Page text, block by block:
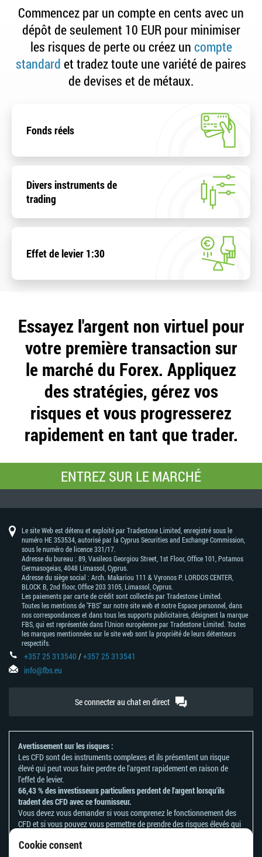
Cookie consent
Commencez par un compte en cents avec un
dépôt de seulement 10 EUR pour minimiser
les risques de perte ou créez un compte
standard et tradez toute une variété de paires
de devises et de métaux.
Fonds réels
Divers instruments de
trading
Effet de levier 1:30
Essayez l'argent non virtuel pour
votre première transaction sur
le marché du Forex. Appliquez
des stratégies, gérez vos
risques et vous progresserez
rapidement en tant que trader.
ENTREZ SUR LE MARCHÉ
Le site Web est détenu et exploité par Tradestone Limited, enregistré sous le
numéro HE 353534, autorisé par la Cyprus Securities and Exchange Commission,
sous le numéro de licence 331/17.
Adresse du bureau : 89, Vasileos Georgiou Street, 1st Floor, Office 101, Potamos
Germasogeias, 4048 Limassol, Cyprus.
Adresse du siège social : Arch. Makariou 111 & Vyronos Р. LORDOS CENTER,
BLOCK В, 2nd floor, Office 203 3105, Limassol, Cyprus.
Les paiements par carte de crédit sont collectés par Tradestone Limited.
Toutes les mentions de "FBS" sur notre site web et notre Espace personnel, dans
nos correspondances et dans tous les supports publicitaires, désignent la marque
FBS, qui est représentée dans l'Union européenne par Tradestone Limited. Toutes
les marques mentionnées sur le site web sont la propriété de leurs détenteurs
respectifs.
+357 25 313540/+357 25 313541
info@fbs.eu
Se connecter au chat en direct
Avertissement sur les risques :
Les CFD sont des instruments complexes et ils présentent un risque
élevé qui peut vous faire perdre de l'argent rapidement en raison de
l'effet de levier.
66,43 % des investisseurs particuliers perdent de l'argent lorsqu'ils
tradent des CFD avec ce fournisseur.
Vous devez vous demander si vous comprenez le fonctionnement des
CFD et si vous pouvez vous permettre de prendre des risques élevés qui
Veuillez vous référer à notre